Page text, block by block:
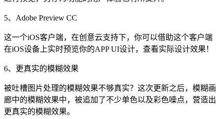
5、Adobe Preview CC
这一个iOS客户端，在创意云支持下，你可以借助这个客户端
在iOS设备上实时预览你的APP UI设计，查看实际设计效果！
6、更真实的模糊效果
被吐槽图片处理的模糊效果不够真实？这次更新之后，模糊画
廊中的模糊效果中，被追加了不少单色以及彩色噪点，营造出
更真实的模糊效果。